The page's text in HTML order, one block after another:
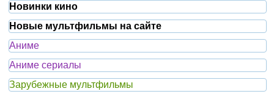
Новинки кино
Новые мультфильмы на сайте
Аниме
Аниме сериалы
Зарубежные мультфильмы